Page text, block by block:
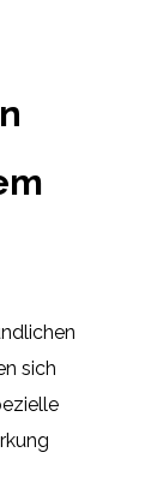
sich